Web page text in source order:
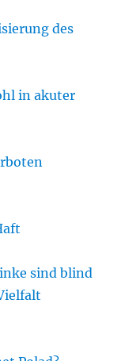
des
in akuter
sind blind